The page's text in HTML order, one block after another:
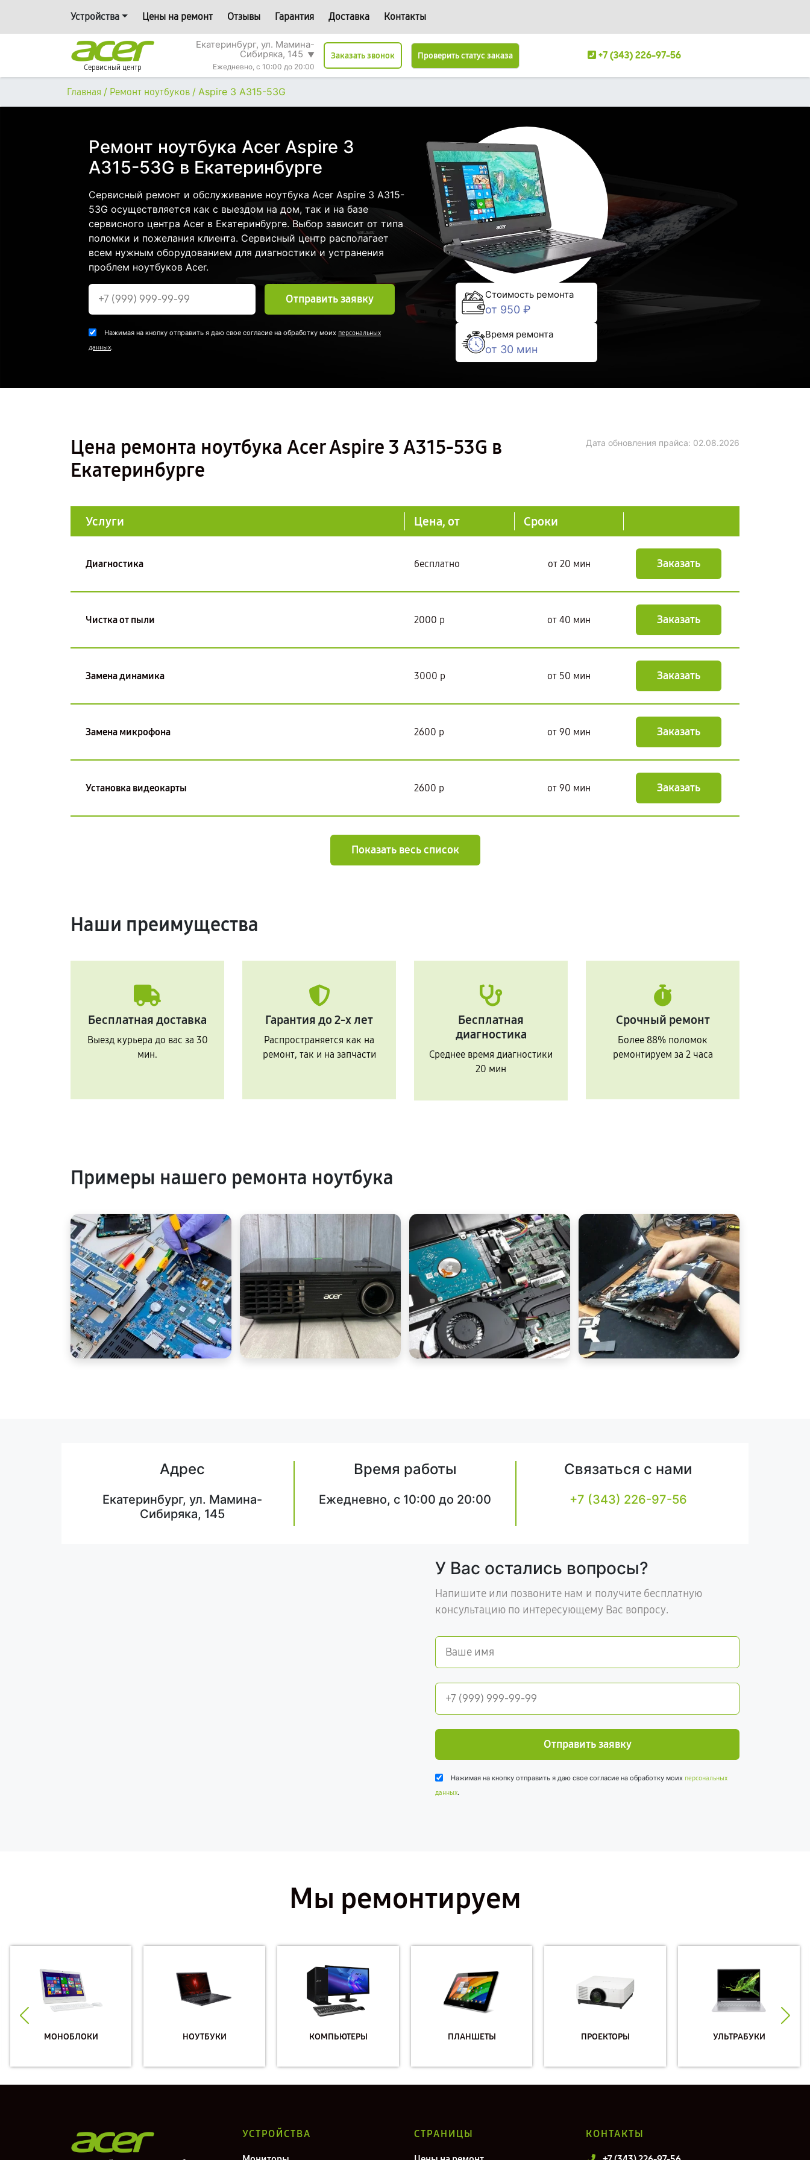
Устройства Цены на ремонт Отзывы Гарантия Доставка Контакты
Сервисный центр
Екатеринбург, ул. Мамина-
Сибиряка, 145 ▼
Ежедневно, с 10:00 до 20:00
Заказать звонок Проверить статус заказа +7 (343) 226-97-56
Главная / Ремонт ноутбуков / Aspire 3 A315-53G
Ремонт ноутбука Acer Aspire 3
A315-53G в Екатеринбурге
Сервисный ремонт и обслуживание ноутбука Acer Aspire 3 A315-
53G осуществляется как с выездом на дом, так и на базе
сервисного центра Acer в Екатеринбурге. Выбор зависит от типа
поломки и пожелания клиента. Сервисный центр располагает
всем нужным оборудованием для диагностики и устранения
проблем ноутбуков Acer.
Отправить заявку
Нажимая на кнопку отправить я даю свое согласие на обработку моих персональных
данных.
Стоимость ремонта
от 950 ₽
Время ремонта
от 30 мин
Цена ремонта ноутбука Acer Aspire 3 A315-53G в
Екатеринбурге
Дата обновления прайса: 02.08.2026
Услуги Цена, от Сроки
Диагностика бесплатно от 20 мин Заказать
Чистка от пыли 2000 р от 40 мин Заказать
Замена динамика 3000 р от 50 мин Заказать
Замена микрофона 2600 р от 90 мин Заказать
Установка видеокарты 2600 р от 90 мин Заказать
Показать весь список
Наши преимущества
Бесплатная доставка
Выезд курьера до вас за 30
мин.
Гарантия до 2-х лет
Распространяется как на
ремонт, так и на запчасти
Бесплатная
диагностика
Среднее время диагностики
20 мин
Срочный ремонт
Более 88% поломок
ремонтируем за 2 часа
Примеры нашего ремонта ноутбука
Адрес
Екатеринбург, ул. Мамина-
Сибиряка, 145
Время работы
Ежедневно, с 10:00 до 20:00
Связаться с нами
+7 (343) 226-97-56
У Вас остались вопросы?
Напишите или позвоните нам и получите бесплатную
консультацию по интересующему Вас вопросу.
Отправить заявку
Нажимая на кнопку отправить я даю свое согласие на обработку моих персональных
данных.
Мы ремонтируем
МОНОБЛОКИ НОУТБУКИ КОМПЬЮТЕРЫ ПЛАНШЕТЫ ПРОЕКТОРЫ УЛЬТРАБУКИ
УСТРОЙСТВА СТРАНИЦЫ КОНТАКТЫ